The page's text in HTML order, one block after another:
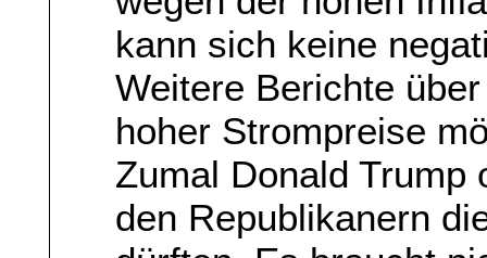
kann sich keine
Weitere Berichte
hoher Strompreise
Zumal Donald Trump
den Republikanern